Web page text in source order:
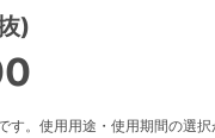
)
す。使用用途・使用期間の選